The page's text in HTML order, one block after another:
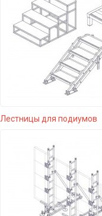
Лестницы для подиумов